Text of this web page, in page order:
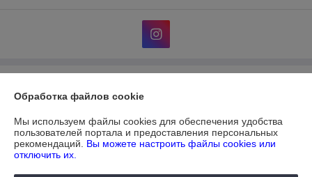
г.Минск,пр.Независимости,95,к.3,ком.32а
Регистрационный номер ЕГР: 690303612
Обработка файлов cookie
Мы используем файлы cookies для обеспечения удобства
пользователей портала и предоставления персональных
рекомендаций. Вы можете настроить файлы cookies или
отключить их.